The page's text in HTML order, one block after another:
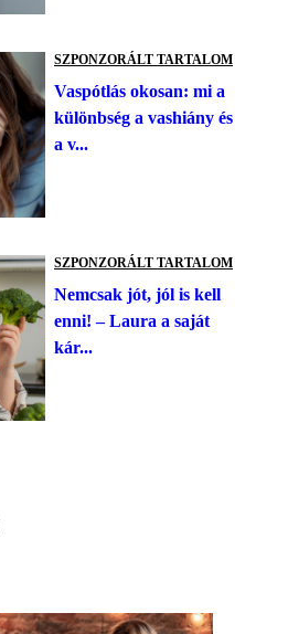
SZPONZORÁLT TARTALOM
Vaspótlás okosan: mi a
különbség a vashiány és
a v...
SZPONZORÁLT TARTALOM
Nemcsak jót, jól is kell
enni! – Laura a saját
kár...